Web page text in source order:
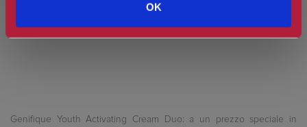
OK
Genifique Youth Activating Cream Duo: a un prezzo speciale in